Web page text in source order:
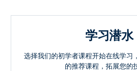
学习潜水
选择我们的初学者课程开始在线学习
的推荐课程，拓展您的